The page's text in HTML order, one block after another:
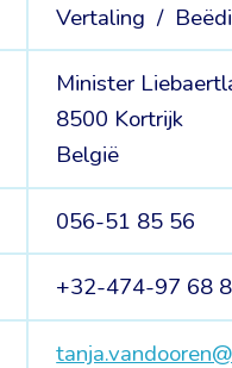
Vertaling /
Minister
8500 Kortrijk
België
056-51 85 56
+32-474-97 68